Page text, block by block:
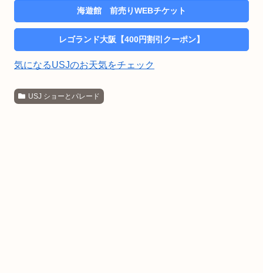
海遊館 前売りWEBチケット
レゴランド大阪【400円割引クーポン】
気になるUSJのお天気をチェック
USJ ショーとパレード